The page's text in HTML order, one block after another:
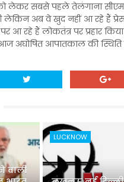
को लेकर सबसे पहले तेलंगाना
लेकिन अब वे खुद नहीं आ रहे हैं
आ रहे हैं लोकतंत्र पर प्रहार किया
अघोषित आपातकाल की स्थिति
वाली
LUCKNOW